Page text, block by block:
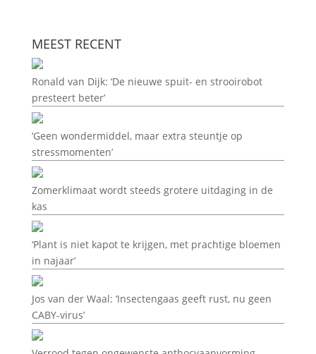
MEEST RECENT
Ronald van Dijk: ‘De nieuwe spuit- en strooirobot
presteert beter’
‘Geen wondermiddel, maar extra steuntje op
stressmomenten’
Zomerklimaat wordt steeds grotere uitdaging in de
kas
‘Plant is niet kapot te krijgen, met prachtige bloemen
in najaar’
Jos van der Waal: ‘Insectengaas geeft rust, nu geen
CABY-virus’